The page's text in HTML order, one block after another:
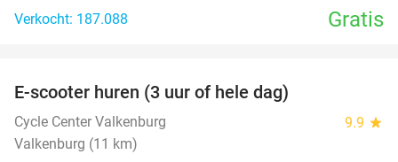
Verkocht: 187.088
Gratis
E-scooter huren (3 uur of hele dag)
Cycle Center Valkenburg 9.9 star
Valkenburg (11 km)